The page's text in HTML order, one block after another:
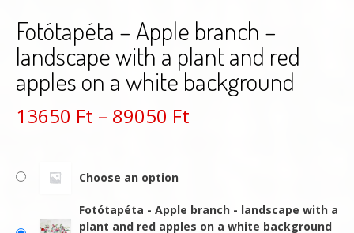
Fotótapéta – Apple branch –
landscape with a plant and red
apples on a white background
13650 Ft – 89050 Ft
89050 Ft
Choose an option
Fotótapéta - Apple branch - landscape with a
plant and red apples on a white background